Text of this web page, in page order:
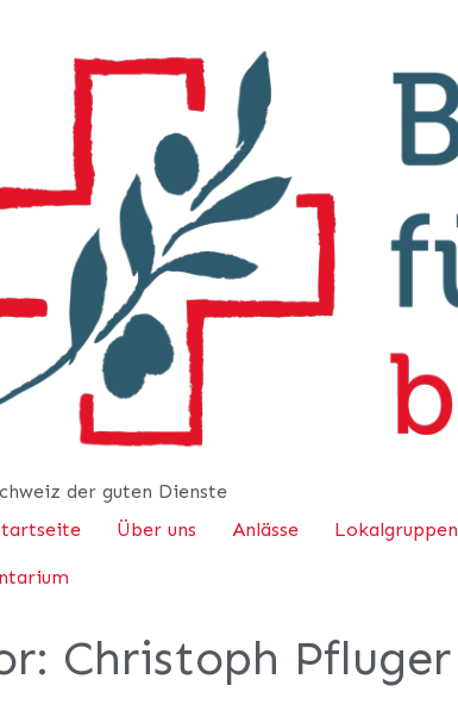
der guten Dienste
Über uns Anlässe Lokalgruppen
Christoph Pfluger